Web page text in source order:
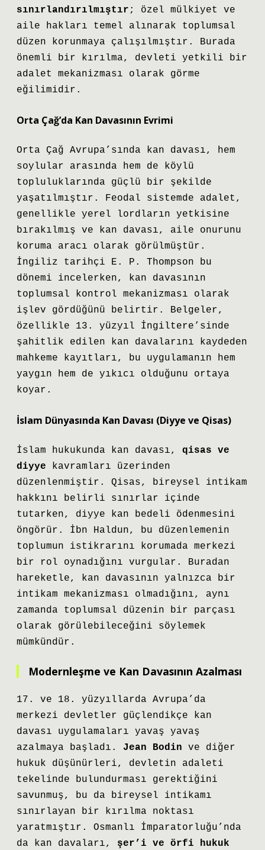
sınırlandırılmıştır ; özel mülkiyet ve
aile hakları temel alınarak toplumsal
düzen korunmaya çalışılmıştır. Burada
önemli bir kırılma, devleti yetkili bir
adalet mekanizması olarak görme
eğilimidir.
Orta Çağ’da Kan Davasının Evrimi
Orta Çağ Avrupa’sında kan davası, hem
soylular arasında hem de köylü
topluluklarında güçlü bir şekilde
yaşatılmıştır. Feodal sistemde adalet,
genellikle yerel lordların yetkisine
bırakılmış ve kan davası, aile onurunu
koruma aracı olarak görülmüştür.
İngiliz tarihçi E. P. Thompson bu
dönemi incelerken, kan davasının
toplumsal kontrol mekanizması olarak
işlev gördüğünü belirtir. Belgeler,
özellikle 13. yüzyıl İngiltere’sinde
şahitlik edilen kan davalarını kaydeden
mahkeme kayıtları, bu uygulamanın hem
yaygın hem de yıkıcı olduğunu ortaya
koyar.
İslam Dünyasında Kan Davası (Diyye ve Qisas)
İslam hukukunda kan davası, qisas ve
diyye kavramları üzerinden
düzenlenmiştir. Qisas, bireysel intikam
hakkını belirli sınırlar içinde
tutarken, diyye kan bedeli ödenmesini
öngörür. İbn Haldun, bu düzenlemenin
toplumun istikrarını korumada merkezi
bir rol oynadığını vurgular. Buradan
hareketle, kan davasının yalnızca bir
intikam mekanizması olmadığını, aynı
zamanda toplumsal düzenin bir parçası
olarak görülebileceğini söylemek
mümkündür.
Modernleşme ve Kan Davasının Azalması
17. ve 18. yüzyıllarda Avrupa’da
merkezi devletler güçlendikçe kan
davası uygulamaları yavaş yavaş
azalmaya başladı. Jean Bodin ve diğer
hukuk düşünürleri, devletin adaleti
tekelinde bulundurması gerektiğini
savunmuş, bu da bireysel intikamı
sınırlayan bir kırılma noktası
yaratmıştır. Osmanlı İmparatorluğu’nda
da kan davaları, şer’i ve örfi hukuk